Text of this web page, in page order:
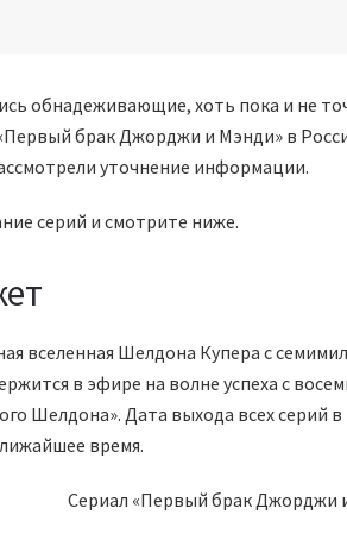
обнадеживающие, хоть пока и не
брак Джорджи и Мэнди» в
уточнение информации.
серий и смотрите ниже.
вселенная Шелдона Купера с
в эфире на волне успеха с
Шелдона». Дата выхода всех серий
время.